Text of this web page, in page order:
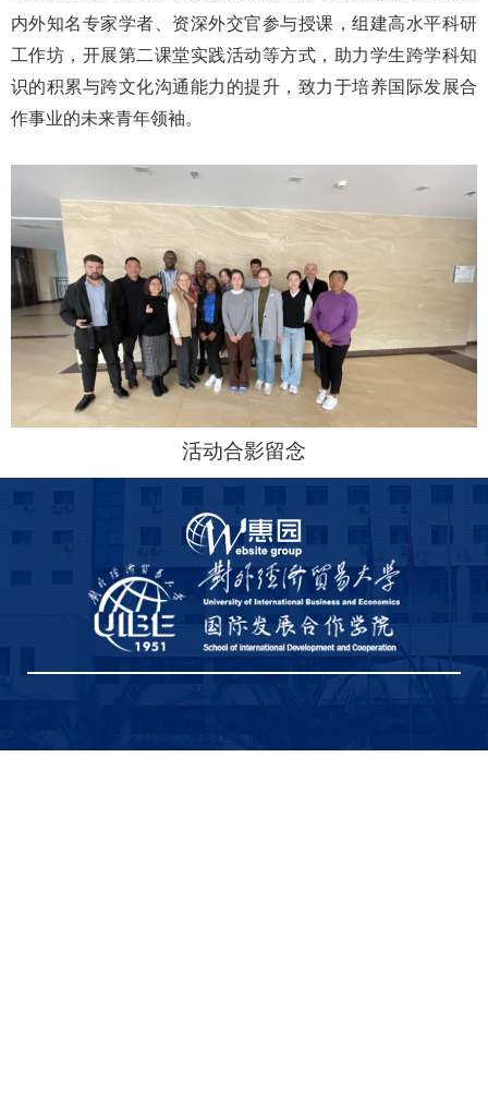
内外知名专家学者、资深外交官参与授课，组建高水平科研
工作坊，开展第二课堂实践活动等方式，助力学生跨学科知
识的积累与跨文化沟通能力的提升，致力于培养国际发展合
作事业的未来青年领袖。
活动合影留念
Report on the Capacity Enhancement Seminar for Global Climate